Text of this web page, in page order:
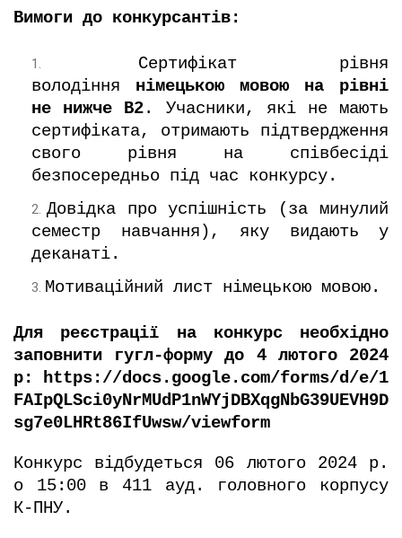
Вимоги до конкурсантів:
Сертифікат рівня
володіння німецькою мовою на рівні
не нижче В2. Учасники, які не мають
сертифіката, отримають підтвердження
свого рівня на співбесіді
безпосередньо під час конкурсу.
Довідка про успішність (за минулий
семестр навчання), яку видають у
деканаті.
Мотиваційний лист німецькою мовою.
Для реєстрації на конкурс необхідно
заповнити гугл-форму до 4 лютого 2024
р: https://docs.google.com/forms/d/e/1
FAIpQLSci0yNrMUdP1nWYjDBXqgNbG39UEVH9D
sg7e0LHRt86IfUwsw/viewform
Конкурс відбудеться 06 лютого 2024 р.
о 15:00 в 411 ауд. головного корпусу
К-ПНУ.